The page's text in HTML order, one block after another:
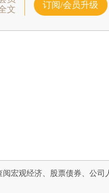
文
订阅/会员升级
阅宏观经济、股票债券、公司